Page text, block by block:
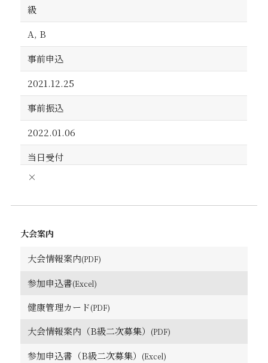
級
A, B
事前申込
2021.12.25
事前振込
2022.01.06
当日受付
×
大会案内
大会情報案内
参加申込書
健康管理カード
大会情報案内（B級二次募集）
参加申込書（B級二次募集）